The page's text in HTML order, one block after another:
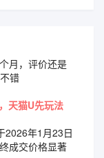
月，评价还是
错
天猫U先玩法
2026年1月23日
成交价格显著